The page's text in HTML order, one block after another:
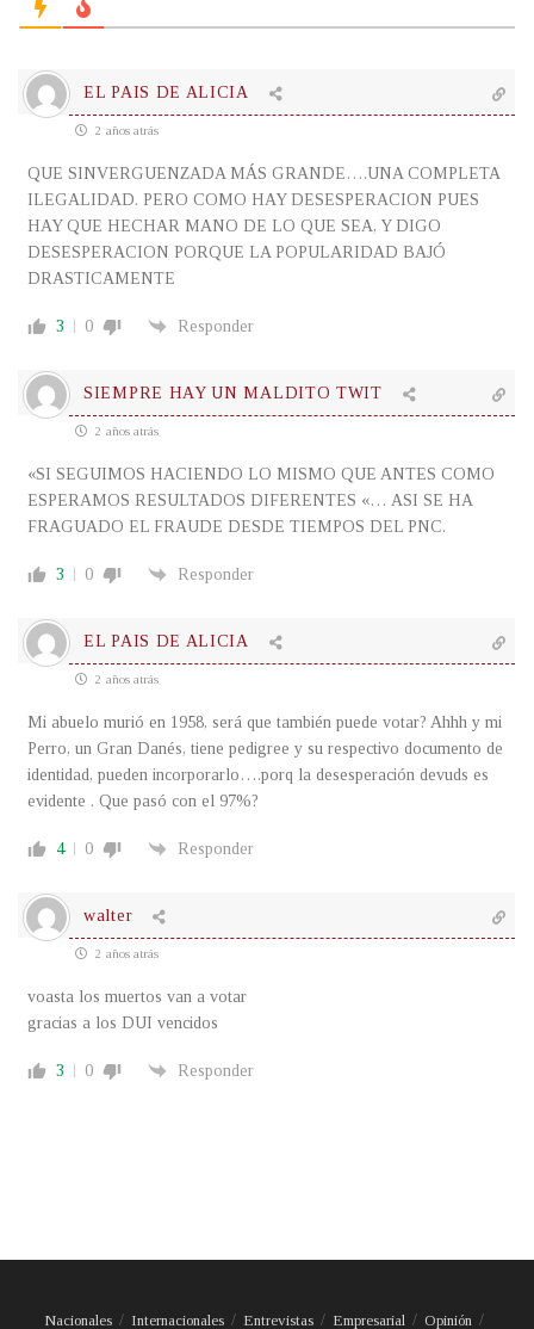
EL PAIS DE ALICIA
2 años atrás
QUE SINVERGUENZADA MÁS GRANDE….UNA COMPLETA
ILEGALIDAD. PERO COMO HAY DESESPERACION PUES
HAY QUE HECHAR MANO DE LO QUE SEA, Y DIGO
DESESPERACION PORQUE LA POPULARIDAD BAJÓ
DRASTICAMENTE
3 0 Responder
SIEMPRE HAY UN MALDITO TWIT
2 años atrás
«SI SEGUIMOS HACIENDO LO MISMO QUE ANTES COMO
ESPERAMOS RESULTADOS DIFERENTES «… ASI SE HA
FRAGUADO EL FRAUDE DESDE TIEMPOS DEL PNC.
3 0 Responder
EL PAIS DE ALICIA
2 años atrás
Mi abuelo murió en 1958, será que también puede votar? Ahhh y mi
Perro, un Gran Danés, tiene pedigree y su respectivo documento de
identidad, pueden incorporarlo….porq la desesperación devuds es
evidente . Que pasó con el 97%?
4 0 Responder
walter
2 años atrás
voasta los muertos van a votar
gracias a los DUI vencidos
3 0 Responder
Nacionales Internacionales Entrevistas Empresarial Opinión